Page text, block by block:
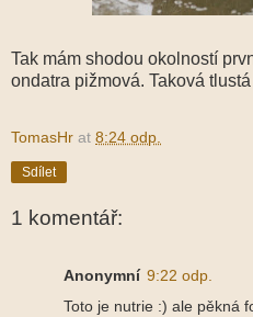
Tak mám shodou okolností
ondatra pižmová. Taková
TomasHr at 8:24 odp.
Sdílet
1 komentář:
Anonymní 9:22 odp.
Toto je nutrie :) ale pěkná